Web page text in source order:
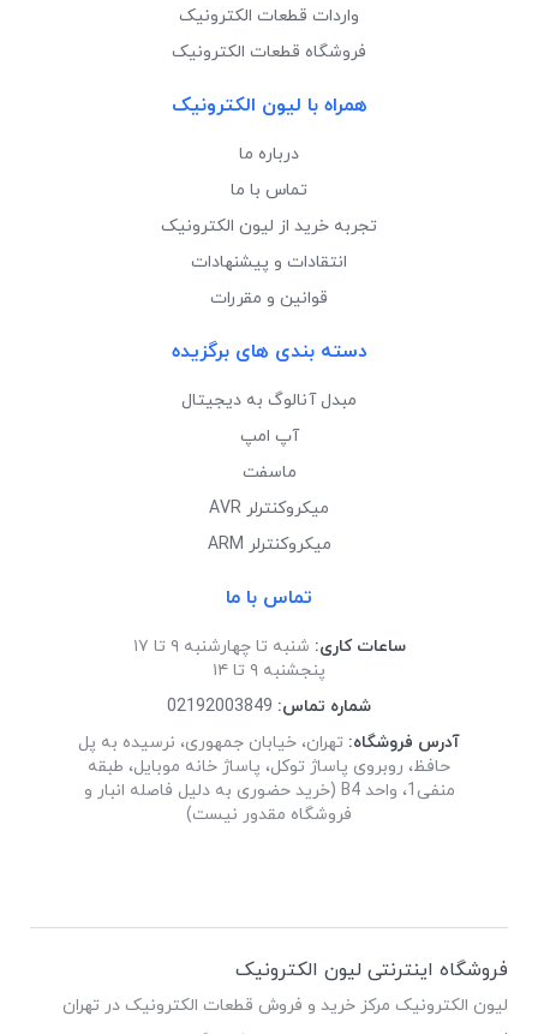
واردات قطعات الکترونیک
فروشگاه قطعات الکترونیک
همراه با لیون الکترونیک
درباره ما
تماس با ما
تجربه خرید از لیون الکترونیک
انتقادات و پیشنهادات
قوانین و مقررات
دسته بندی های برگزیده
مبدل آنالوگ به دیجیتال
آپ امپ
ماسفت
میکروکنترلر AVR
میکروکنترلر ARM
تماس با ما
ساعات کاری: شنبه تا چهارشنبه ۹ تا ۱۷
پنجشنبه ۹ تا ۱۴
شماره تماس: 02192003849
آدرس فروشگاه: تهران، خیابان جمهوری، نرسیده به پل
حافظ، روبروی پاساژ توکل، پاساژ خانه موبایل، طبقه
منفی1، واحد B4 (خرید حضوری به دلیل فاصله انبار و
فروشگاه مقدور نیست)
فروشگاه اینترنتی لیون الکترونیک
لیون الکترونیک مرکز خرید و فروش قطعات الکترونیک در تهران